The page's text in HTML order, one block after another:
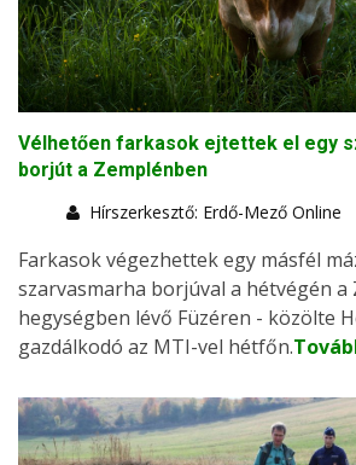
Vélhetően farkasok ejtettek el egy
borjút a Zemplénben
Hírszerkesztő: Erdő-Mező Online
Farkasok végezhettek egy másfél
szarvasmarha borjúval a hétvégén a
hegységben lévő Füzéren - közölte
gazdálkodó az MTI-vel hétfőn.